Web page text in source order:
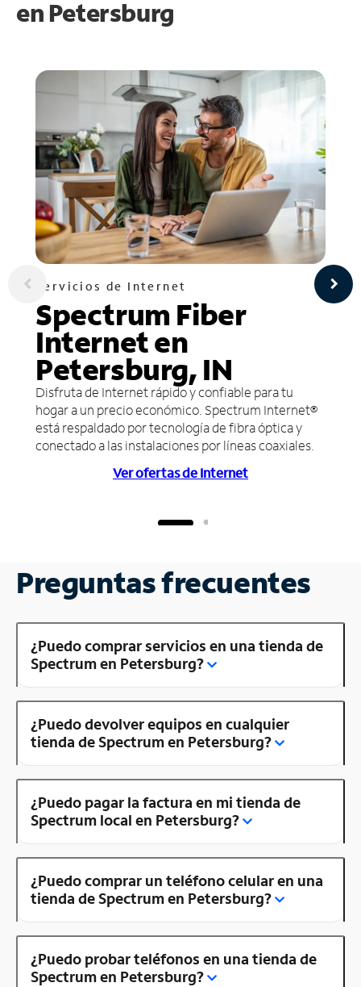
en Petersburg
Servicios de Internet
Spectrum Fiber
Internet en
Petersburg, IN
Disfruta de Internet rápido y confiable para tu
hogar a un precio económico. Spectrum Internet®
está respaldado por tecnología de fibra óptica y
conectado a las instalaciones por líneas coaxiales.
Ver ofertas de Internet
Preguntas frecuentes
¿Puedo comprar servicios en una tienda de
Spectrum en Petersburg?
¿Puedo devolver equipos en cualquier
tienda de Spectrum en Petersburg?
¿Puedo pagar la factura en mi tienda de
Spectrum local en Petersburg?
¿Puedo comprar un teléfono celular en una
tienda de Spectrum en Petersburg?
¿Puedo probar teléfonos en una tienda de
Spectrum en Petersburg?